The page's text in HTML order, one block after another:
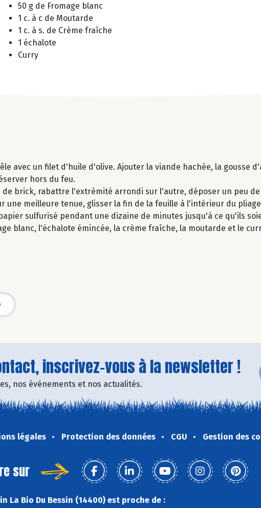
50 g de Fromage blanc
1 c. à c de Moutarde
1 c. à s. de Crème fraîche
1 échalote
Curry
avec un filet d'huile d'olive. Ajouter la viande hachée, la gousse
hors du feu.
brick, rabattre l'extrémité arrondi sur l'autre, déposer un peu
meilleure tenue, glisser la fin de la feuille à l'intérieur du
sulfurisé pendant une dizaine de minutes jusqu'à ce qu'ils
blanc, l'échalote émincée, la crème fraîche, la moutarde et le
inscrivez-vous à la newsletter !
nos événements et nos actualités.
légales Protection des données CGU Gestion des
sur
La Bio Du Bessin (14400) est proche de :